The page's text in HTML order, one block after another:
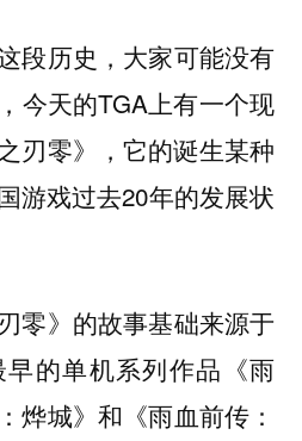
段历史，大家可能没有
今天的TGA上有一个现
零》，它的诞生某种
游戏过去20年的发展状
零》的故事基础来源于
的单机系列作品《雨
烨城》和《雨血前传：